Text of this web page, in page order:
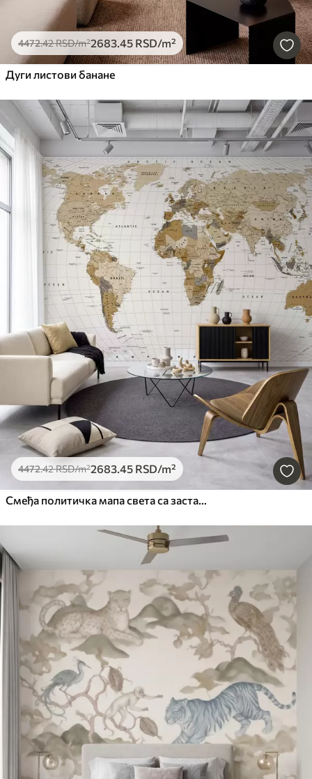
4472.42RSD/m²2683.45 RSD/m²
Дуги листови банане
4472.42RSD/m²2683.45 RSD/m²
Смеђа политичка мапа света са заставама на енглеском језику